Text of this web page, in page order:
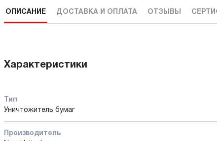
ОПИСАНИЕ ДОСТАВКА И ОПЛАТА ОТЗЫВЫ
Характеристики
Тип
Уничтожитель бумаг
Производитель